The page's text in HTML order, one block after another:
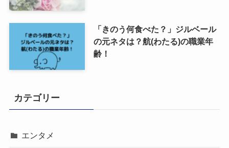
「きのう何食べた？」ジルベール
の元ネタは？航(わたる)の職業年
齢！
カテゴリー
エンタメ